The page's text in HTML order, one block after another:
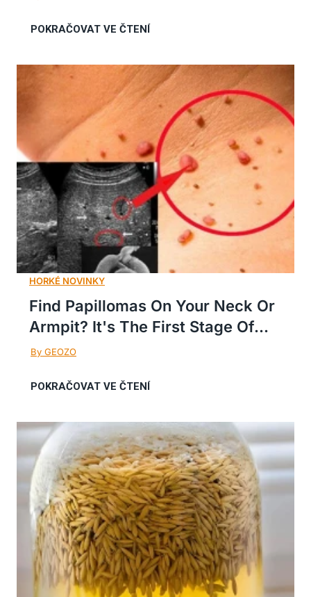
Find Papillomas On Your Neck Or
Armpit? It's The First Stage Of...